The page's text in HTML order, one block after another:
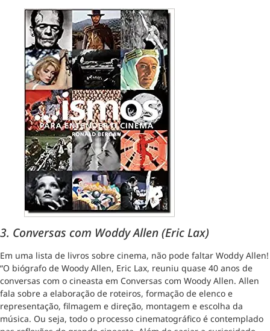
3. Conversas com Woddy Allen (Eric Lax)
Em uma lista de livros sobre cinema, não pode faltar Woddy Allen!
“O biógrafo de Woody Allen, Eric Lax, reuniu quase 40 anos de
conversas com o cineasta em Conversas com Woody Allen. Allen
fala sobre a elaboração de roteiros, formação de elenco e
representação, filmagem e direção, montagem e escolha da
música. Ou seja, todo o processo cinematográfico é contemplado